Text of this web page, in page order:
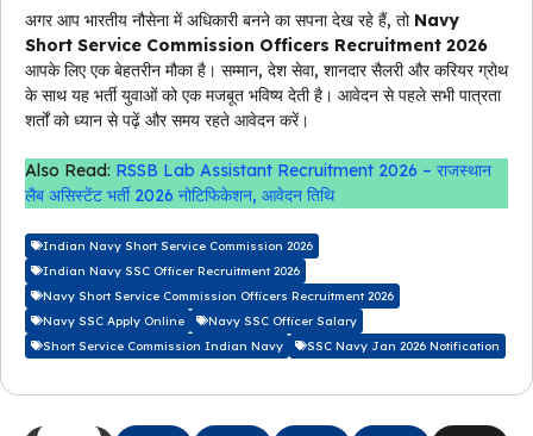
अगर आप भारतीय नौसेना में अधिकारी बनने का सपना देख रहे हैं, तो Navy
Short Service Commission Officers Recruitment 2026
आपके लिए एक बेहतरीन मौका है। सम्मान, देश सेवा, शानदार सैलरी और करियर ग्रोथ
के साथ यह भर्ती युवाओं को एक मजबूत भविष्य देती है। आवेदन से पहले सभी पात्रता
शर्तों को ध्यान से पढ़ें और समय रहते आवेदन करें।
Also Read: RSSB Lab Assistant Recruitment 2026 – राजस्थान
लैब असिस्टेंट भर्ती 2026 नोटिफिकेशन, आवेदन तिथि
Indian Navy Short Service Commission 2026
Indian Navy SSC Officer Recruitment 2026
Navy Short Service Commission Officers Recruitment 2026
Navy SSC Apply Online
Navy SSC Officer Salary
Short Service Commission Indian Navy
SSC Navy Jan 2026 Notification